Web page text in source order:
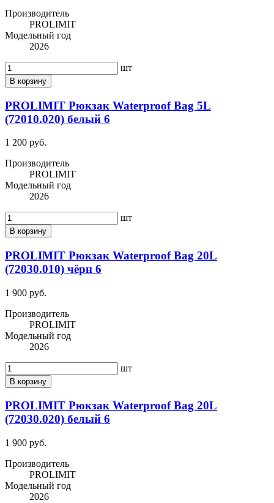
Производитель
PROLIMIT
Модельный год
2026
шт
В корзину
PROLIMIT Рюкзак Waterproof Bag 5L
(72010.020) белый 6
1 200 руб.
Производитель
PROLIMIT
Модельный год
2026
шт
В корзину
PROLIMIT Рюкзак Waterproof Bag 20L
(72030.010) чёрн 6
1 900 руб.
Производитель
PROLIMIT
Модельный год
2026
шт
В корзину
PROLIMIT Рюкзак Waterproof Bag 20L
(72030.020) белый 6
1 900 руб.
Производитель
PROLIMIT
Модельный год
2026